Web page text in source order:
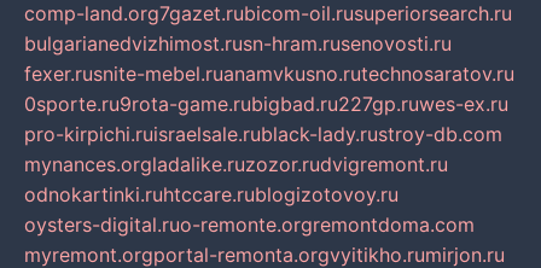
comp-land.org7gazet.rubicom-oil.rusuperiorsearch.ru
bulgarianedvizhimost.rusn-hram.rusenovosti.ru
fexer.rusnite-mebel.ruanamvkusno.rutechnosaratov.ru
0sporte.ru9rota-game.rubigbad.ru227gp.ruwes-ex.ru
pro-kirpichi.ruisraelsale.rublack-lady.rustroy-db.com
mynances.orgladalike.ruzozor.rudvigremont.ru
odnokartinki.ruhtccare.rublogizotovoy.ru
oysters-digital.ruo-remonte.orgremontdoma.com
myremont.orgportal-remonta.orgvyitikho.rumirjon.ru